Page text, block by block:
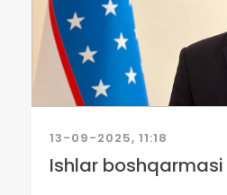
13-09-2025, 11:18
Ishlar boshqarmasi